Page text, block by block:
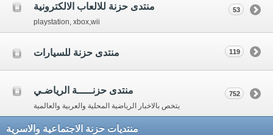
منتدى حزنة للالعاب الالكترونية
playstation, xbox,wii
53
منتدى حزنة للسيارات 119
منتدى حزنـــــة الرياضـي
يتخص بالاخبار الرياضية المحلية والعربية والعالمية
752
منتديات حزنة الاجتماعية والاسرية